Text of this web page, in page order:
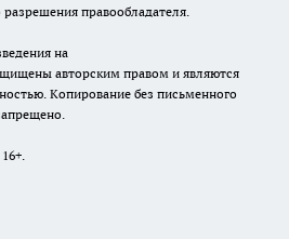
правообладателя.
на
авторским правом и являются
Копирование без письменного